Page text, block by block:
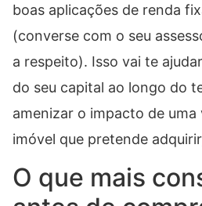
boas aplicações de renda
(converse com o seu
a respeito). Isso vai te
do seu capital ao longo do
amenizar o impacto de uma
imóvel que pretende
O que mais